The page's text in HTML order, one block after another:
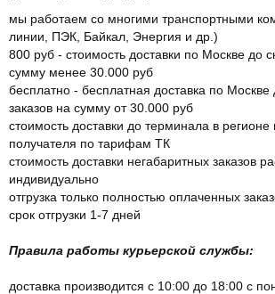
мы работаем со многими транспортными
линии, ПЭК, Байкал, Энергия и др.)
800 руб - стоимость доставки по Москве до
сумму менее 30.000 руб
бесплатно - бесплатная доставка по Москве
заказов на сумму от 30.000 руб
стоимость доставки до терминала в
получателя по тарифам ТК
стоимость доставки негабаритных заказов
индивидуально
отгрузка только полностью оплаченных
срок отгрузки 1-7 дней
Правила работы курьерской службы:
доставка производится с 10:00 до 18:00 с